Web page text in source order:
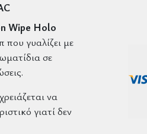
Wipe Holo
που γυαλίζει με
σε
να
γιατί δεν